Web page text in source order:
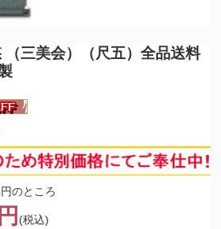
（三美会）（尺五）全品送料
のところ
(税込)